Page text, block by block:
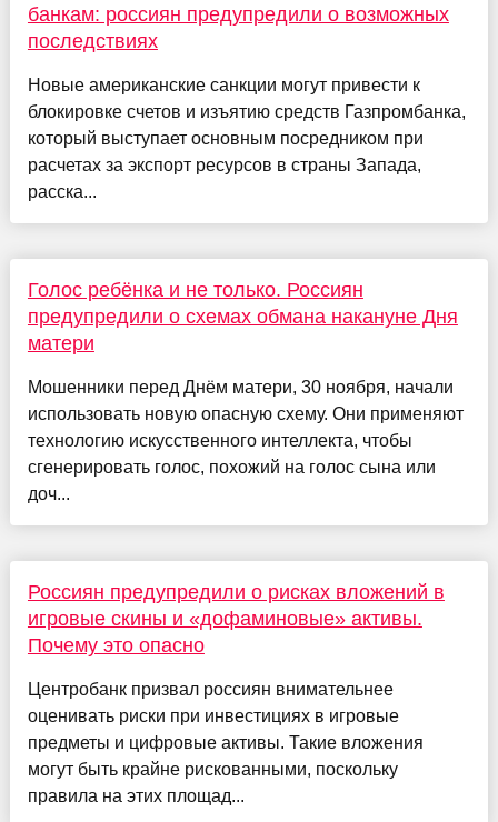
банкам: россиян предупредили о возможных
последствиях
Новые американские санкции могут привести к
блокировке счетов и изъятию средств Газпромбанка,
который выступает основным посредником при
расчетах за экспорт ресурсов в страны Запада,
расска...
Голос ребёнка и не только. Россиян
предупредили о схемах обмана накануне Дня
матери
Мошенники перед Днём матери, 30 ноября, начали
использовать новую опасную схему. Они применяют
технологию искусственного интеллекта, чтобы
сгенерировать голос, похожий на голос сына или
доч...
Россиян предупредили о рисках вложений в
игровые скины и «дофаминовые» активы.
Почему это опасно
Центробанк призвал россиян внимательнее
оценивать риски при инвестициях в игровые
предметы и цифровые активы. Такие вложения
могут быть крайне рискованными, поскольку
правила на этих площад...